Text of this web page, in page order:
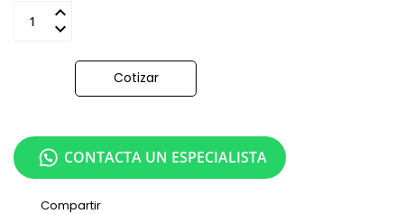
Cotizar
Compartir
CONTACTA UN ESPECIALISTA